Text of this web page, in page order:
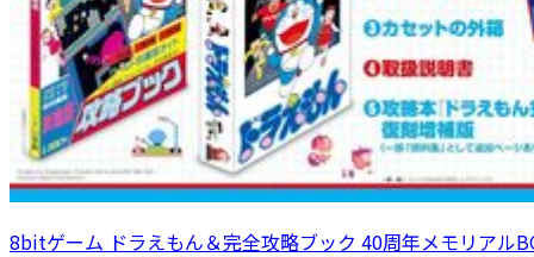
8bitゲーム ドラえもん＆完全攻略ブック 40周年メモリアル